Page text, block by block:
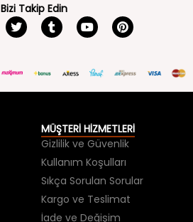
Bizi Takip Edin
MÜŞTERİ HİZMETLERİ
Gizlilik ve Güvenlik
Kullanım Koşulları
Sıkça Sorulan Sorular
Kargo ve Teslimat
İade ve Değişim